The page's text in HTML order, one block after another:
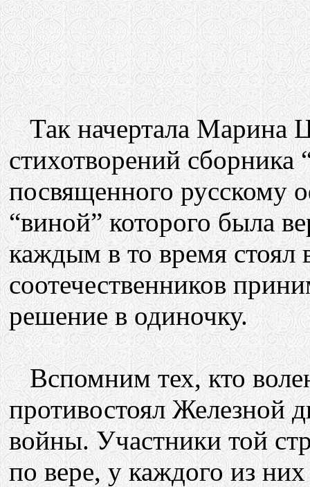
Так начертала Марина
стихотворений сборника
посвященного русскому
“виной” которого была
каждым в то время
соотечественников
решение в одиночку.
Вспомним тех, кто
противостоял Железной
войны. Участники той
по вере, у каждого из